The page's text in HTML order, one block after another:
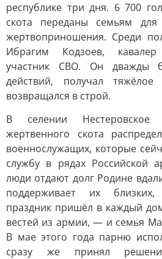
республике три дня. 6 700
скота переданы семьям
жертвоприношения. Среди
Ибрагим Кодзоев,
участник СВО. Он дважды
действий, получал
возвращался в строй.
В селении
жертвенного скота
военнослужащих, которые
службу в рядах Российской
люди отдают долг Родине
поддерживает их
праздник пришёл в каждый
вестей из армии, — и семья
В мае этого года парню
сразу же принял